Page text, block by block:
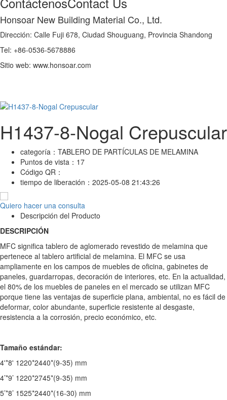
Honsoar New Building Material Co., Ltd.
Dirección: Calle Fuji 678, Ciudad Shouguang, Provincia Shandong
Tel: +86-0536-5678886
Sitio web: www.honsoar.com
H1437-8-Nogal Crepuscular
categoría： TABLERO DE PARTÍCULAS DE MELAMINA
Puntos de vista： 17
Código QR：
tiempo de liberación： 2025-05-08 21:43:26
Quiero hacer una consulta
Descripción del Producto
DESCRIPCIÓN
MFC significa tablero de aglomerado revestido de melamina que
pertenece al tablero artificial de melamina. El MFC se usa
ampliamente en los campos de muebles de oficina, gabinetes de
paneles, guardarropas, decoración de interiores, etc. En la actualidad,
el 80% de los muebles de paneles en el mercado se utilizan MFC
porque tiene las ventajas de superficie plana, ambiental, no es fácil de
deformar, color abundante, superficie resistente al desgaste,
resistencia a la corrosión, precio económico, etc.
Tamaño estándar:
4'*8' 1220*2440*(9-35) mm
4’*9’ 1220*2745*(9-35) mm
5’*8’ 1525*2440*(16-30) mm